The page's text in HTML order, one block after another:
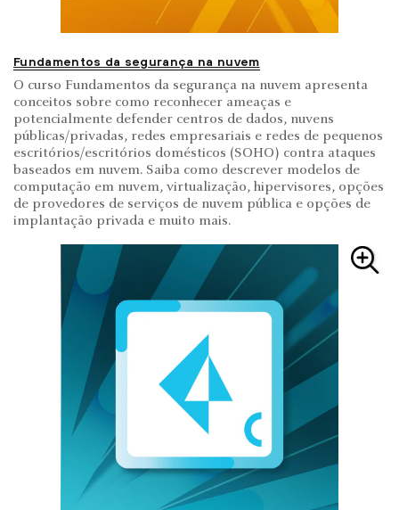
Fundamentos da segurança na nuvem
O curso Fundamentos da segurança na nuvem apresenta
conceitos sobre como reconhecer ameaças e
potencialmente defender centros de dados, nuvens
públicas/privadas, redes empresariais e redes de pequenos
escritórios/escritórios domésticos (SOHO) contra ataques
baseados em nuvem. Saiba como descrever modelos de
computação em nuvem, virtualização, hipervisores, opções
de provedores de serviços de nuvem pública e opções de
implantação privada e muito mais.